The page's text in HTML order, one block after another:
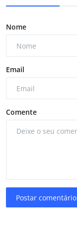
Nome
Email
Comente
Postar comentário